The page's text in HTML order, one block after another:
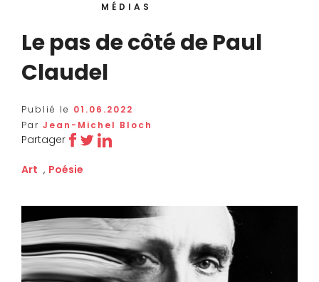
MÉDIAS
Le pas de côté de Paul
Claudel
Publié le 01.06.2022
Par Jean-Michel Bloch
Partager
Art , Poésie